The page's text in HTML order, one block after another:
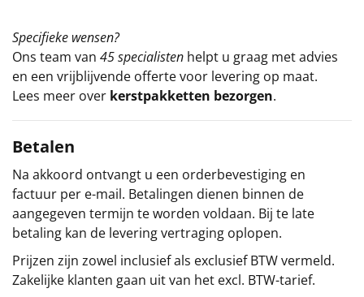
Specifieke wensen?
Ons team van 45 specialisten helpt u graag met advies
en een vrijblijvende offerte voor levering op maat.
Lees meer over kerstpakketten bezorgen.
Betalen
Na akkoord ontvangt u een orderbevestiging en
factuur per e-mail. Betalingen dienen binnen de
aangegeven termijn te worden voldaan. Bij te late
betaling kan de levering vertraging oplopen.
Prijzen zijn zowel inclusief als exclusief BTW vermeld.
Zakelijke klanten gaan uit van het excl. BTW-tarief.